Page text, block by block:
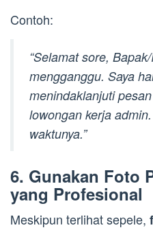
Contoh:
“Selamat sore,
mengganggu. Saya
menindaklanjuti
lowongan kerja
waktunya.”
6. Gunakan Foto
yang Profesional
Meskipun terlihat sepele,